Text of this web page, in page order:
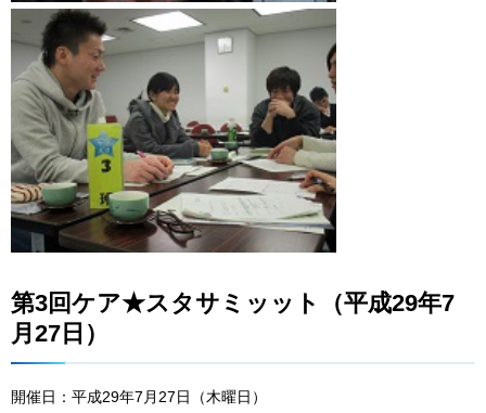
第3回ケア★スタサミッット（平成29年7
月27日）
開催日：平成29年7月27日（木曜日）